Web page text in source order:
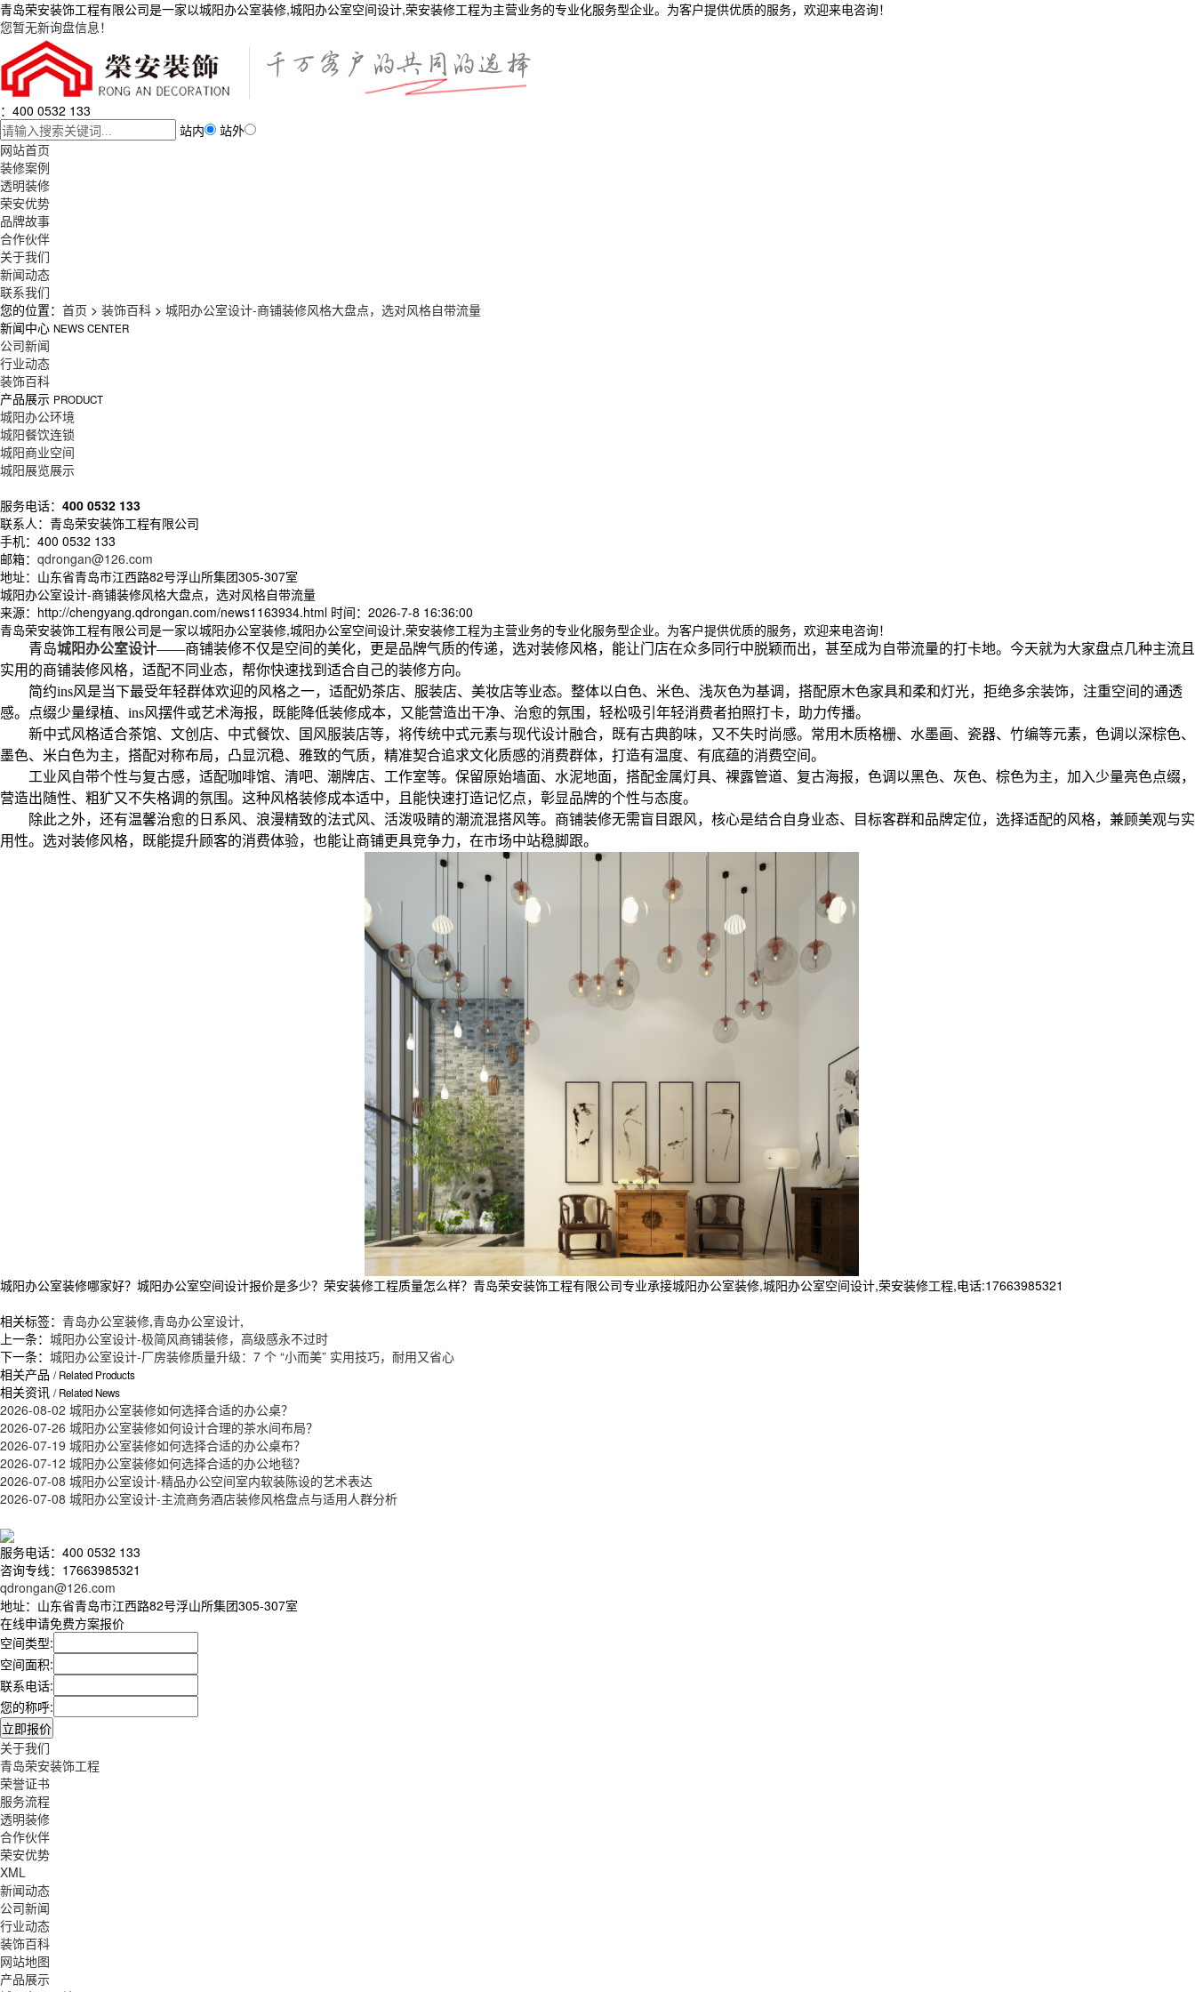
青岛荣安装饰工程有限公司是一家以城阳办公室装修,城阳办公室空间设计,荣安装修工程为主营业务的专业化服务型企业。为客户提供优质的服务，欢迎来电咨询！
您暂无新询盘信息！
：400 0532 133
站内
站外
网站首页
装修案例
透明装修
荣安优势
品牌故事
合作伙伴
关于我们
新闻动态
联系我们
您的位置： 首页 > 装饰百科 > 城阳办公室设计-商铺装修风格大盘点，选对风格自带流量
新闻中心 NEWS CENTER
公司新闻
行业动态
装饰百科
产品展示 PRODUCT
城阳办公环境
城阳餐饮连锁
城阳商业空间
城阳展览展示
服务电话： 400 0532 133
联系人：青岛荣安装饰工程有限公司
手机：400 0532 133
邮箱： qdrongan@126.com
地址：山东省青岛市江西路82号浮山所集团305-307室
城阳办公室设计-商铺装修风格大盘点，选对风格自带流量
来源：http://chengyang.qdrongan.com/news1163934.html 时间：2026-7-8 16:36:00
青岛荣安装饰工程有限公司是一家以城阳办公室装修,城阳办公室空间设计,荣安装修工程为主营业务的专业化服务型企业。为客户提供优质的服务，欢迎来电咨询！
青岛城阳办公室设计——商铺装修不仅是空间的美化，更是品牌气质的传递，选对装修风格，能让门店在众多同行中脱颖而出，甚至成为自带流量的打卡地。今天就为大家盘点几种主流且
实用的商铺装修风格，适配不同业态，帮你快速找到适合自己的装修方向。
简约ins风是当下最受年轻群体欢迎的风格之一，适配奶茶店、服装店、美妆店等业态。整体以白色、米色、浅灰色为基调，搭配原木色家具和柔和灯光，拒绝多余装饰，注重空间的通透
感。点缀少量绿植、ins风摆件或艺术海报，既能降低装修成本，又能营造出干净、治愈的氛围，轻松吸引年轻消费者拍照打卡，助力传播。
新中式风格适合茶馆、文创店、中式餐饮、国风服装店等，将传统中式元素与现代设计融合，既有古典韵味，又不失时尚感。常用木质格栅、水墨画、瓷器、竹编等元素，色调以深棕色、
墨色、米白色为主，搭配对称布局，凸显沉稳、雅致的气质，精准契合追求文化质感的消费群体，打造有温度、有底蕴的消费空间。
工业风自带个性与复古感，适配咖啡馆、清吧、潮牌店、工作室等。保留原始墙面、水泥地面，搭配金属灯具、裸露管道、复古海报，色调以黑色、灰色、棕色为主，加入少量亮色点缀，
营造出随性、粗犷又不失格调的氛围。这种风格装修成本适中，且能快速打造记忆点，彰显品牌的个性与态度。
除此之外，还有温馨治愈的日系风、浪漫精致的法式风、活泼吸睛的潮流混搭风等。商铺装修无需盲目跟风，核心是结合自身业态、目标客群和品牌定位，选择适配的风格，兼顾美观与实
用性。选对装修风格，既能提升顾客的消费体验，也能让商铺更具竞争力，在市场中站稳脚跟。
城阳办公室装修哪家好？城阳办公室空间设计报价是多少？荣安装修工程质量怎么样？青岛荣安装饰工程有限公司专业承接城阳办公室装修,城阳办公室空间设计,荣安装修工程,电话:17663985321
相关标签： 青岛办公室装修,青岛办公室设计,
上一条： 城阳办公室设计-极简风商铺装修，高级感永不过时
下一条： 城阳办公室设计-厂房装修质量升级：7 个 “小而美” 实用技巧，耐用又省心
相关产品 / Related Products
相关资讯 / Related News
2026-08-02 城阳办公室装修如何选择合适的办公桌？
2026-07-26 城阳办公室装修如何设计合理的茶水间布局？
2026-07-19 城阳办公室装修如何选择合适的办公桌布？
2026-07-12 城阳办公室装修如何选择合适的办公地毯？
2026-07-08 城阳办公室设计-精品办公空间室内软装陈设的艺术表达
2026-07-08 城阳办公室设计-主流商务酒店装修风格盘点与适用人群分析
服务电话：400 0532 133
咨询专线：17663985321
qdrongan@126.com
地址：山东省青岛市江西路82号浮山所集团305-307室
在线申请免费方案报价
空间类型:
空间面积:
联系电话:
您的称呼:
关于我们
青岛荣安装饰工程
荣誉证书
服务流程
透明装修
合作伙伴
荣安优势
XML
新闻动态
公司新闻
行业动态
装饰百科
网站地图
产品展示